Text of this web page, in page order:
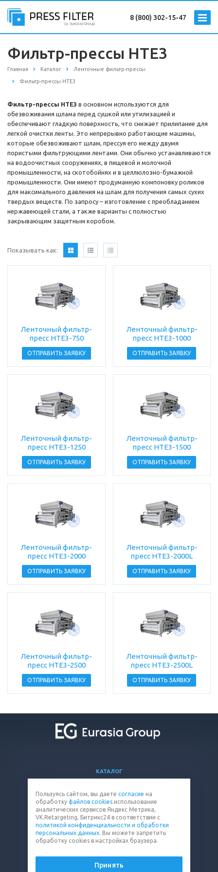
8 (800) 302-15-47
Фильтр-прессы HTE3
Главная Каталог Ленточные фильтр-прессы
Фильтр-прессы HTE3
Фильтр-прессы HTE3 в основном используются для
обезвоживания шлама перед сушкой или утилизацией и
обеспечивают гладкую поверхность, что снижает прилипание для
легкой очистки ленты. Это непрерывно работающие машины,
которые обезвоживают шлам, прессуя его между двумя
пористыми фильтрующими лентами. Они обычно устанавливаются
на водоочистных сооружениях, в пищевой и молочной
промышленности, на скотобойнях и в целлюлозно-бумажной
промышленности. Они имеют продуманную компоновку роликов
для максимального давления на шлам для получения самых сухих
твердых веществ. По запросу – изготовление с преобладанием
нержавеющей стали, а также варианты с полностью
закрывающим защитным коробом.
Показывать как:
Ленточный фильтр-
пресс HTE3-750
ОТПРАВИТЬ ЗАЯВКУ
Ленточный фильтр-
пресс HTE3-1000
ОТПРАВИТЬ ЗАЯВКУ
Ленточный фильтр-
пресс HTE3-1250
ОТПРАВИТЬ ЗАЯВКУ
Ленточный фильтр-
пресс HTE3-1500
ОТПРАВИТЬ ЗАЯВКУ
Ленточный фильтр-
пресс HTE3-2000
ОТПРАВИТЬ ЗАЯВКУ
Ленточный фильтр-
пресс HTE3-2000L
ОТПРАВИТЬ ЗАЯВКУ
Ленточный фильтр-
пресс HTE3-2500
ОТПРАВИТЬ ЗАЯВКУ
Ленточный фильтр-
пресс HTE3-2500L
ОТПРАВИТЬ ЗАЯВКУ
© 2026 Все права защищены.
КАТАЛОГ
КОМПАНИЯ
КОНТАКТЫ
8 (800) 302-15-47
filter@eq-mail.ru
Пользуясь сайтом, вы даете согласие на
обработку файлов cookies использование
аналитических сервисов Яндекс Метрика,
VK.Retargeting, Битрикс24 в соответствии с
политикой конфиденциальности и обработки
персональных данных. Вы можете запретить
обработку cookies в настройках браузера.
Принять